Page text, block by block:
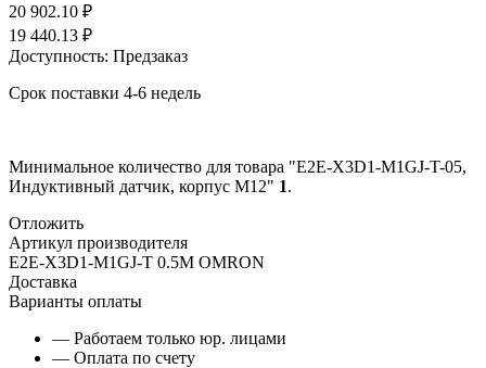
20 902.10 ₽
19 440.13 ₽
Доступность: Предзаказ
Срок поставки 4-6 недель
Минимальное количество для товара "E2E-X3D1-M1GJ-T-05,
Индуктивный датчик, корпус М12" 1.
Отложить
Артикул производителя
E2E-X3D1-M1GJ-T 0.5M OMRON
Доставка
Варианты оплаты
— Работаем только юр. лицами
— Оплата по счету